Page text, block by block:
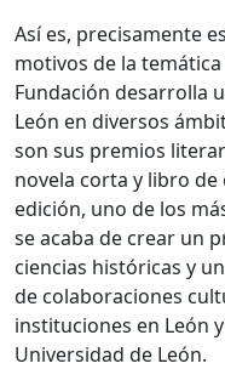
Así es, precisamente
motivos de la
Fundación desarrolla
León en diversos
son sus premios
novela corta y libro de
edición, uno de los
se acaba de crear un
ciencias históricas y
de colaboraciones
instituciones en León
Universidad de León.